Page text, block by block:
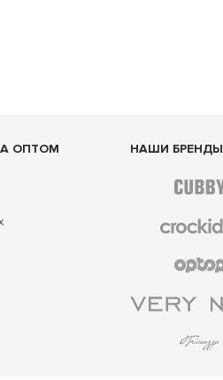
ОПТОМ НАШИ БРЕНДЫ